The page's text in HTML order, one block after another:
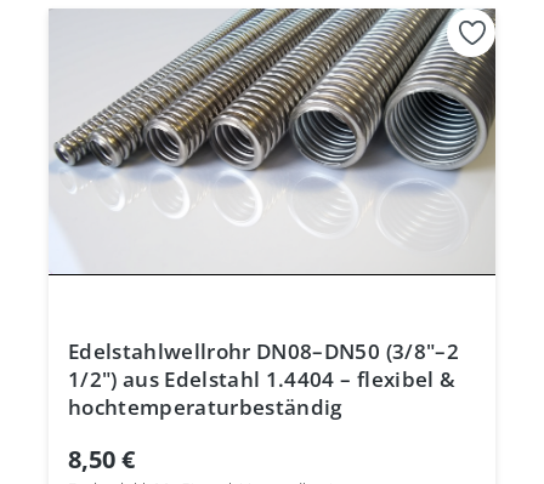
Edelstahlwellrohr DN08–DN50 (3/8"–2
1/2") aus Edelstahl 1.4404 – flexibel &
hochtemperaturbeständig
8,50 €